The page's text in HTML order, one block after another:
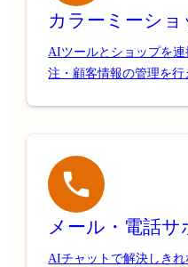
カラーミーシ
AIツールとショップを
注・顧客情報の管理を行
メール・電話サ
AIチャットで解決しき